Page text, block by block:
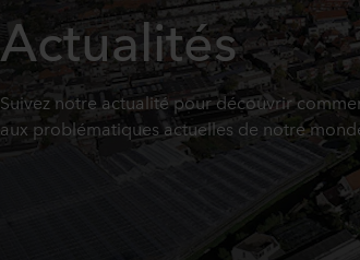
Actualités
Suivez notre actualité pour découvrir
aux problématiques actuelles de notre